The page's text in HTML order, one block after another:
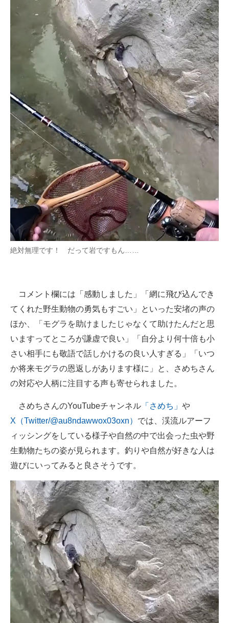
絶対無理です！ だって岩ですもん……
コメント欄には「感動しました」「網に飛び込んでき
てくれた野生動物の勇気もすごい」といった安堵の声の
ほか、「モグラを助けましたじゃなくて助けたんだと思
いますってところが謙虚で良い」「自分より何十倍も小
さい相手にも敬語で話しかけるの良い人すぎる」「いつ
か将来モグラの恩返しがあります様に」と、さめちさん
の対応や人柄に注目する声も寄せられました。
さめちさんのYouTubeチャンネル 「さめち」 や
X（Twitter/@au8ndawwox03oxn） では、渓流ルアーフ
ィッシングをしている様子や自然の中で出会った虫や野
生動物たちの姿が見られます。釣りや自然が好きな人は
遊びにいってみると良さそうです。